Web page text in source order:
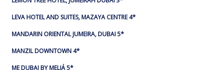
LEVA HOTEL AND SUITES, MAZAYA CENTRE 4*
MANDARIN ORIENTAL JUMEIRA, DUBAI 5*
MANZIL DOWNTOWN 4*
ME DUBAI BY MELIÁ 5*